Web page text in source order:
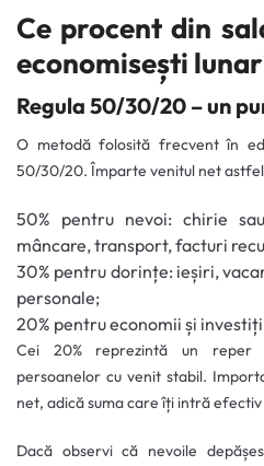
Ce procent din
economisești
Regula 50/30/20 – un
O metodă folosită frecvent în
50/30/20. Împarte venitul net
50% pentru nevoi: chirie
mâncare, transport, facturi
30% pentru dorințe: ieșiri,
personale;
20% pentru economii și
Cei 20% reprezintă un reper
persoanelor cu venit stabil.
net, adică suma care îți intră
Dacă observi că nevoile